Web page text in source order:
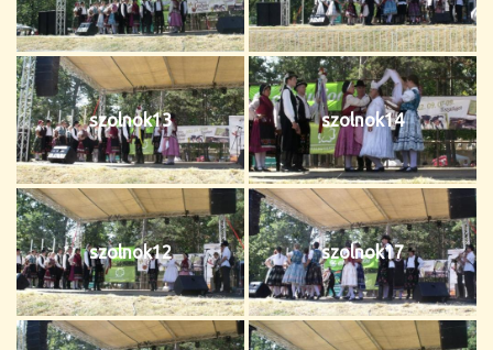
szolnok13 szolnok14
szolnok12 szolnok17